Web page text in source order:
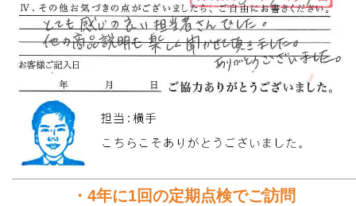
・4年に1回の定期点検でご訪問